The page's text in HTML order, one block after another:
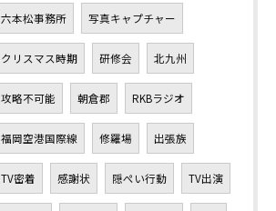
六本松事務所 写真キャプチャー
クリスマス時期 研修会 北九州
攻略不可能 朝倉郡 RKBラジオ
福岡空港国際線 修羅場 出張族
TV密着 感謝状 隠ぺい行動 TV出演